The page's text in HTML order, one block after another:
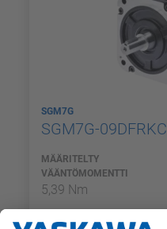
SGM7G
SGM7G-09DFRKC
MÄÄRITELTY
VÄÄNTÖMOMENTTI
5,39 Nm